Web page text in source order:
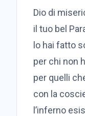
Dio di
il tuo bel
lo hai fatto
per chi non
per quelli
con la
l’inferno